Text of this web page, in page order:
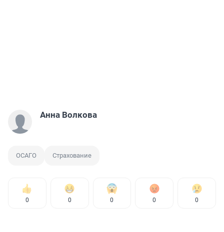
Анна Волкова
ОСАГО Страхование
0 0 0 0 0